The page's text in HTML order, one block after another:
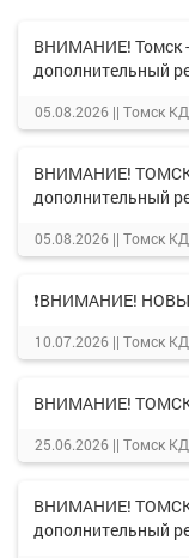
ВНИМАНИЕ! Томск -
дополнительный
05.08.2026 || Томск
ВНИМАНИЕ! ТОМСК
дополнительный
05.08.2026 || Томск
❗ВНИМАНИЕ!
10.07.2026 || Томск
ВНИМАНИЕ! ТОМСК
25.06.2026 || Томск
ВНИМАНИЕ! ТОМСК
дополнительный